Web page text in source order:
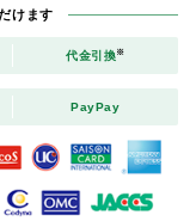
けます
代金引換※
PayPay